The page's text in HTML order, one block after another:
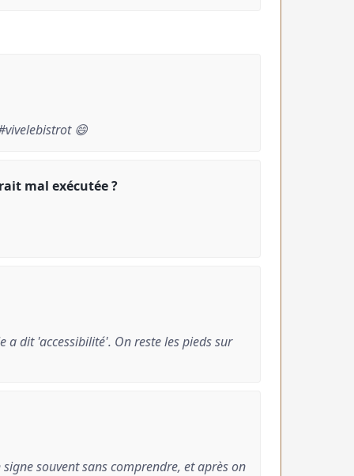
😄
mal exécutée ?
a dit 'accessibilité'. On reste les pieds sur
souvent sans comprendre, et après on